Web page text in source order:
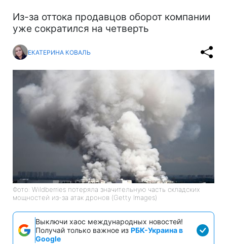
Из-за оттока продавцов оборот компании
уже сократился на четверть
ЕКАТЕРИНА КОВАЛЬ
Фото: Wildberries потеряла значительную часть складских
мощностей из-за атак дронов (Getty Images)
Выключи хаос международных новостей!
Получай только важное из РБК-Украина в
Google